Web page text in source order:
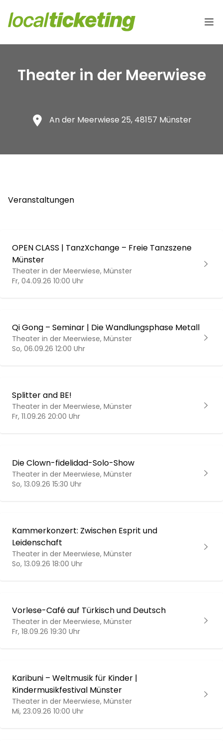
Theater in der Meerwiese
An der Meerwiese 25, 48157 Münster
Veranstaltungen
OPEN CLASS | TanzXchange – Freie Tanzszene
Münster
Theater in der Meerwiese, Münster
Fr, 04.09.26 10:00 Uhr
Qi Gong – Seminar | Die Wandlungsphase Metall
Theater in der Meerwiese, Münster
So, 06.09.26 12:00 Uhr
Splitter and BE!
Theater in der Meerwiese, Münster
Fr, 11.09.26 20:00 Uhr
Die Clown-fidelidad-Solo-Show
Theater in der Meerwiese, Münster
So, 13.09.26 15:30 Uhr
Kammerkonzert: Zwischen Esprit und
Leidenschaft
Theater in der Meerwiese, Münster
So, 13.09.26 18:00 Uhr
Vorlese-Café auf Türkisch und Deutsch
Theater in der Meerwiese, Münster
Fr, 18.09.26 19:30 Uhr
Karibuni – Weltmusik für Kinder |
Kindermusikfestival Münster
Theater in der Meerwiese, Münster
Mi, 23.09.26 10:00 Uhr